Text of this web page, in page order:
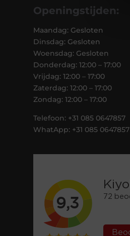
Openingstijden:
Maandag: Gesloten
Dinsdag: Gesloten
Woensdag: Gesloten
Donderdag: 12:00 – 17:00
Vrijdag: 12:00 – 17:00
Zaterdag: 12:00 – 17:00
Zondag: 12:00 – 17:00
Telefoon: +31 085 0647857
WhatApp: +31 085 0647857